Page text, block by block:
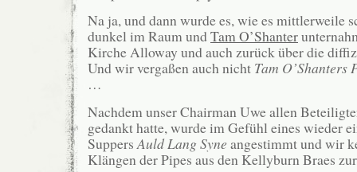
Na ja, und dann wurde es, wie es mittlerweile
dunkel im Raum undTam O’Shanter
Kirche Alloway und auch zurück über die
Und wir vergaßen auch nicht Tam O’Shanters
…
Nachdem unser Chairman Uwe allen
gedankt hatte, wurde im Gefühl eines wieder
Suppers Auld Lang Syne angestimmt und wir
Klängen der Pipes aus den Kellyburn Braes